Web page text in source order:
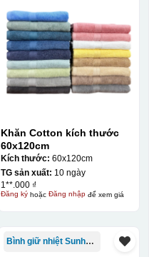
Khăn Cotton kích thước
60x120cm
Kích thước: 60x120cm
TG sản xuất: 10 ngày
1**.000 ₫
Đăng kýhoặc Đăng nhậpđể xem giá
Bình giữ nhiệt Sunhouse